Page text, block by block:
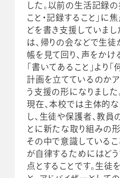
した。以前の生活記録
こと・記録すること」に
どを書き支援していまし
は、帰りの会などで生
帳を見て回り、声をかけ
「書いてあること」より
計画を立てているのかア
う支援の形になりました
現在、本校では主体的
し、生徒や保護者、教員
とに新たな取り組みの形
その中で意識している
が自律するためにはど
点とすることです。生徒